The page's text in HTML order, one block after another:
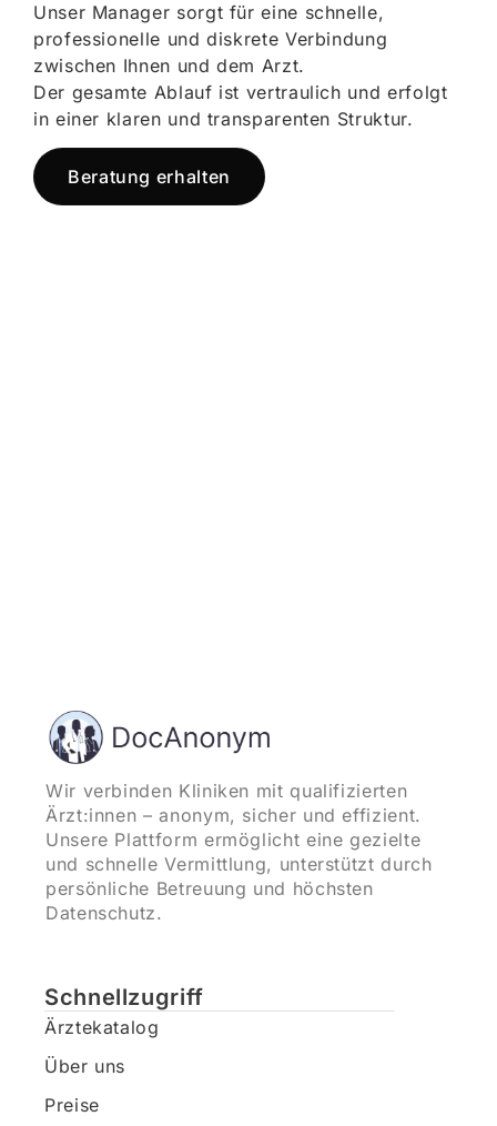
Unser Manager sorgt für eine schnelle,
professionelle und diskrete Verbindung
zwischen Ihnen und dem Arzt.
Der gesamte Ablauf ist vertraulich und erfolgt
in einer klaren und transparenten Struktur.
Beratung erhalten
Wir verbinden Kliniken mit qualifizierten
Ärzt:innen – anonym, sicher und effizient.
Unsere Plattform ermöglicht eine gezielte
und schnelle Vermittlung, unterstützt durch
persönliche Betreuung und höchsten
Datenschutz.
Schnellzugriff
Ärztekatalog
Über uns
Preise